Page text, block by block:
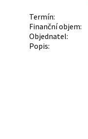
Termín:
Finanční objem:
Objednatel:
Popis: